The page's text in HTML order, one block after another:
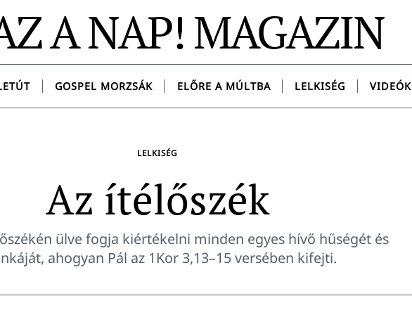
A NAP! MAGAZIN
GOSPEL MORZSÁK ELŐRE A MÚLTBA LELKISÉG VIDEÓK
LELKISÉG
Az ítélőszék
ülve fogja kiértékelni minden egyes hívő hűségét és
ahogyan Pál az 1Kor 3,13–15 versében kifejti.